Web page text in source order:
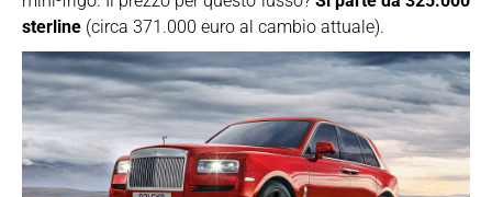
sterline (circa 371.000 euro al cambio attuale).